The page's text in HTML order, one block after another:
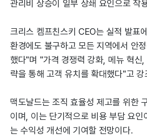
관리비 상승이 일부 상쇄 요인으로 작
크리스 켐프친스키 CEO는 실적 발표
환경에도 불구하고 모든 지역에서 안
했다"며 "가격 경쟁력 강화, 메뉴 혁신
략을 통해 고객 유치를 확대했다"고 강
맥도날드는 조직 효율성 제고를 위한
이며, 이는 단기적으로 비용 부담 요인
는 수익성 개선에 기여할 전망이다.